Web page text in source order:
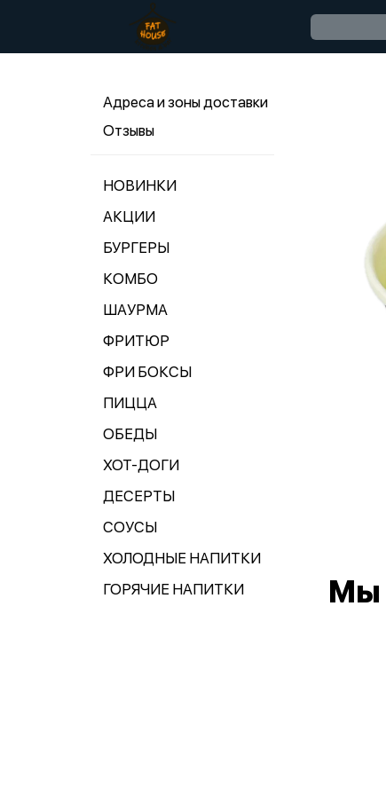
Адреса и зоны доставки
Отзывы
НОВИНКИ
АКЦИИ
БУРГЕРЫ
КОМБО
ШАУРМА
ФРИТЮР
ФРИ БОКСЫ
ПИЦЦА
ОБЕДЫ
ХОТ-ДОГИ
ДЕСЕРТЫ
СОУСЫ
ХОЛОДНЫЕ НАПИТКИ
ГОРЯЧИЕ НАПИТКИ
Мы